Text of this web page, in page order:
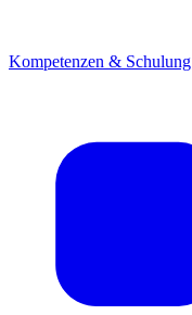
Kompetenzen & Schulung